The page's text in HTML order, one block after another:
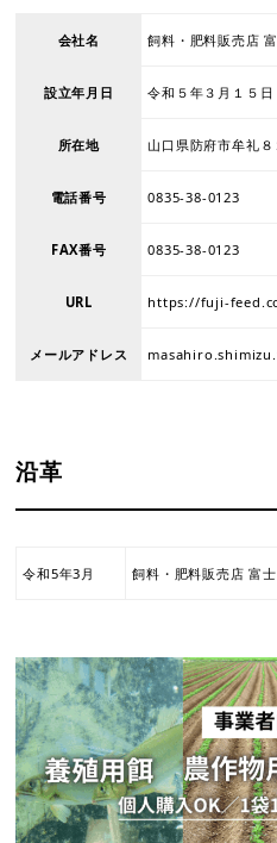
会社名 飼料・肥料販売店
設立年月日 令和５年３月１５日
所在地 山口県防府市牟礼８
電話番号 0835-38-0123
FAX番号 0835-38-0123
URL https://fuji-
メールアドレス
沿革
令和5年3月 飼料・肥料販売店 富